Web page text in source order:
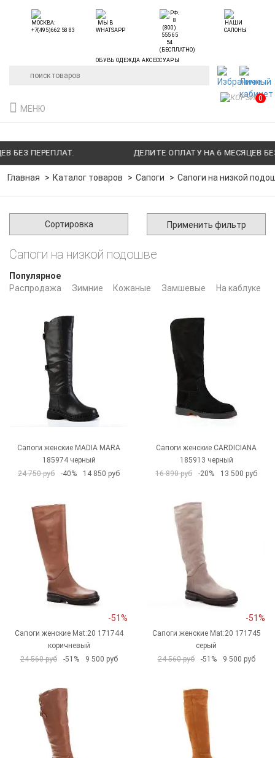
БЕЗ ПЕРЕПЛАТ. ДЕЛИТЕ ОПЛАТУ НА 6 МЕСЯЦЕВ БЕЗ
ОБУВЬ ОДЕЖДА АКСЕССУАРЫ
МЕНЮ
0
Главная Каталог товаров Сапоги Сапоги на низкой
Сортировка Применить фильтр
Популярное
Распродажа
Зимние Кожаные Замшевые На каблуке
Сапоги на низкой подошве
Сапоги женские MADIA MARA
185974 черный
24 750 руб
-40% 14 850 руб
Сапоги женские CARDICIANA
185913 черный
16 890 руб
-20% 13 500 руб
-51%
Сапоги женские Mat:20 171744
коричневый
24 560 руб
-51% 9 500 руб
-51%
Сапоги женские Mat:20 171745
серый
24 560 руб
-51% 9 500 руб